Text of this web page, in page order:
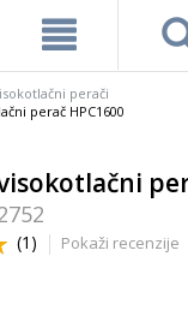
perači
perač HPC1600
(1) Pokaži recenzije